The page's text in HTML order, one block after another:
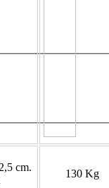
cm.
130 Kg